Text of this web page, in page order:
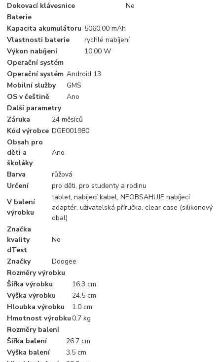
Dokovací klávesnice
Ne
Baterie
Kapacita akumulátoru 5060,00 mAh
Vlastnosti baterie
rychlé nabíjení
Výkon nabíjení
10,00 W
Operační systém
Operační systém Android 13
Mobilní služby
GMS
OS v češtině
Ano
Další parametry
Záruka
24 měsíců
Kód výrobce DGE001980
Obsah pro
děti a
školáky
Ano
Barva
růžová
Určení
pro děti, pro studenty a rodinu
V balení
výrobku
tablet, nabíjecí kabel, NEOBSAHUJE nabíjecí
adaptér, uživatelská příručka, clear case (silikonový
obal)
Značka
kvality
dTest
Ne
Značky
Doogee
Rozměry výrobku
Šířka výrobku
16.3 cm
Výška výrobku
24.5 cm
Hloubka výrobku
1.0 cm
Hmotnost výrobku0.7 kg
Rozměry balení
Šířka balení
26.7 cm
Výška balení
3.5 cm